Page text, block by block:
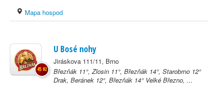
Mapa hospod
U Bosé nohy
Jiráskova 111/11, Brno
Březňák 11°, Zlosin 11°, Březňák 14°, Starobrno 12°
Drak, Beránek 12°, Březňák 14° Velké Březno, ...
45 Kč